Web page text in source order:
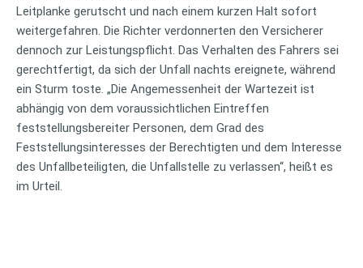
Leitplanke gerutscht und nach einem kurzen Halt sofort
weitergefahren. Die Richter verdonnerten den Versicherer
dennoch zur Leistungspflicht. Das Verhalten des Fahrers sei
gerechtfertigt, da sich der Unfall nachts ereignete, während
ein Sturm toste. „Die Angemessenheit der Wartezeit ist
abhängig von dem voraussichtlichen Eintreffen
feststellungsbereiter Personen, dem Grad des
Feststellungsinteresses der Berechtigten und dem Interesse
des Unfallbeteiligten, die Unfallstelle zu verlassen“, heißt es
im Urteil.